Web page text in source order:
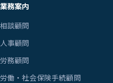
業務案内
相談顧問
人事顧問
労務顧問
労働・社会保険手続顧問